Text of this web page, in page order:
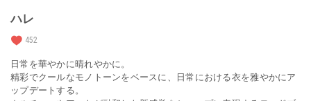
ハレ
452
日常を華やかに晴れやかに。
精彩でクールなモノトーンをベースに、日常における衣を雅やかにア
ップデートする。